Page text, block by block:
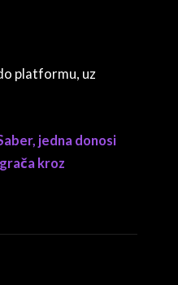
platformu, uz
jedna donosi
kroz